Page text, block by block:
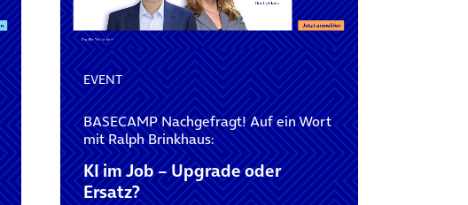
EVENT
BASECAMP Nachgefragt! Auf ein Wort
mit Ralph Brinkhaus:
KI im Job – Upgrade oder
Ersatz?